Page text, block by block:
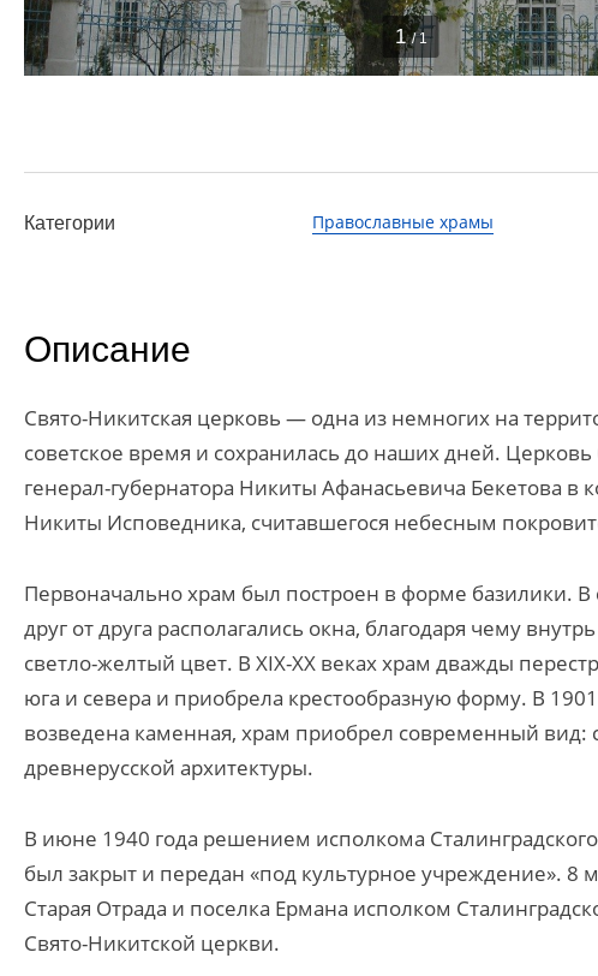
1 / 1
Категории Православные храмы
Описание
Свято-Никитская церковь — одна из немногих на
советское время и сохранилась до наших дней. Церковь
генерал-губернатора Никиты Афанасьевича Бекетова в
Никиты Исповедника, считавшегося небесным
Первоначально храм был построен в форме базилики.
друг от друга располагались окна, благодаря чему
светло-желтый цвет. В XIX-XX веках храм дважды
юга и севера и приобрела крестообразную форму. В
возведена каменная, храм приобрел современный вид:
древнерусской архитектуры.
В июне 1940 года решением исполкома
был закрыт и передан «под культурное учреждение». 8
Старая Отрада и поселка Ермана исполком
Свято-Никитской церкви.